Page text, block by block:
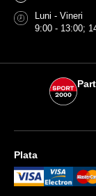
Luni - Vineri
9:00 - 13:00;
Plata